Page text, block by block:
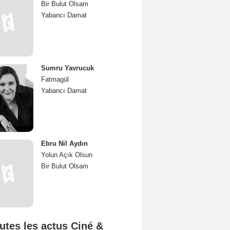
Bir Bulut Olsam
Yabancı Damat
Sumru Yavrucuk
Fatmagül
Yabancı Damat
Ebru Nil Aydın
Yolun Açık Olsun
Bir Bulut Olsam
les actus Ciné &